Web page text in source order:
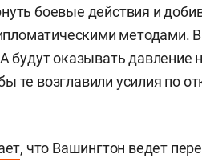
боевые действия и
методами.
оказывать давление
те возглавили усилия по
, что Вашингтон ведет